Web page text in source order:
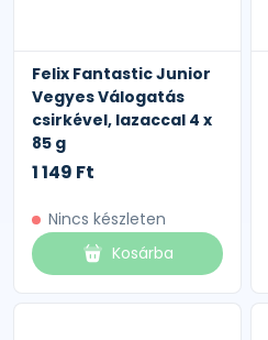
Felix Fantastic Junior
Vegyes Válogatás
csirkével, lazaccal 4 x
85 g
1 149 Ft
Nincs készleten
Kosárba